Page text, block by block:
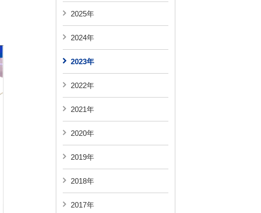
2025年
2024年
2023年
2022年
2021年
2020年
2019年
2018年
2017年